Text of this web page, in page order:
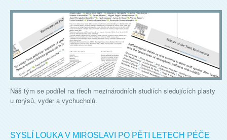
Náš tým se podílel na třech mezinárodních studiích sledujících plasty
u rorýsů, vyder a vychucholů.
SYSLÍ LOUKA V MIROSLAVI PO PĚTI LETECH PÉČE